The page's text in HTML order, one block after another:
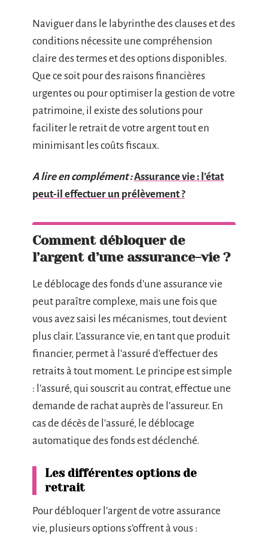
Naviguer dans le labyrinthe des clauses et des
conditions nécessite une compréhension
claire des termes et des options disponibles.
Que ce soit pour des raisons financières
urgentes ou pour optimiser la gestion de votre
patrimoine, il existe des solutions pour
faciliter le retrait de votre argent tout en
minimisant les coûts fiscaux.
A lire en complément :Assurance vie : l'état
peut-il effectuer un prélèvement ?
Comment débloquer de
l’argent d’une assurance-vie ?
Le déblocage des fonds d’une assurance vie
peut paraître complexe, mais une fois que
vous avez saisi les mécanismes, tout devient
plus clair. L’assurance vie, en tant que produit
financier, permet à l’assuré d’effectuer des
retraits à tout moment. Le principe est simple
: l’assuré, qui souscrit au contrat, effectue une
demande de rachat auprès de l’assureur. En
cas de décès de l’assuré, le déblocage
automatique des fonds est déclenché.
Les différentes options de
retrait
Pour débloquer l’argent de votre assurance
vie, plusieurs options s’offrent à vous :